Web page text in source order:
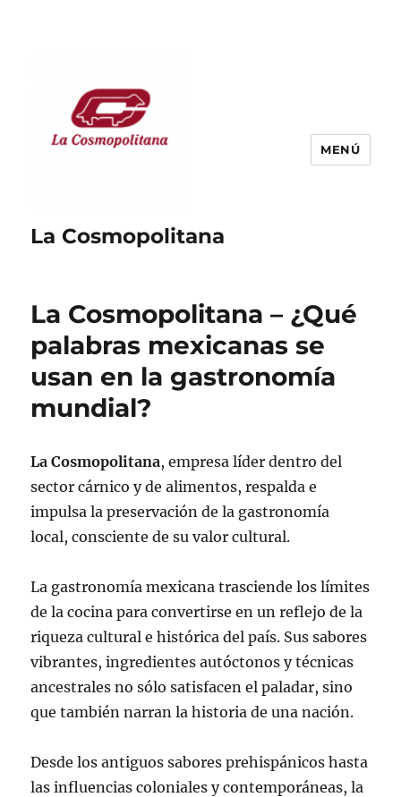
La Cosmopolitana
MENÚ
La Cosmopolitana – ¿Qué
palabras mexicanas se
usan en la gastronomía
mundial?
La Cosmopolitana, empresa líder dentro del
sector cárnico y de alimentos, respalda e
impulsa la preservación de la gastronomía
local, consciente de su valor cultural.
La gastronomía mexicana trasciende los límites
de la cocina para convertirse en un reflejo de la
riqueza cultural e histórica del país. Sus sabores
vibrantes, ingredientes autóctonos y técnicas
ancestrales no sólo satisfacen el paladar, sino
que también narran la historia de una nación.
Desde los antiguos sabores prehispánicos hasta
las influencias coloniales y contemporáneas, la